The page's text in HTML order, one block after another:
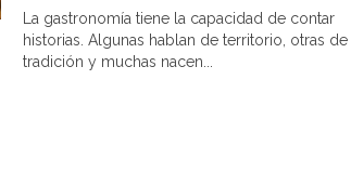
La gastronomía tiene la capacidad de contar
historias. Algunas hablan de territorio, otras de
tradición y muchas nacen...